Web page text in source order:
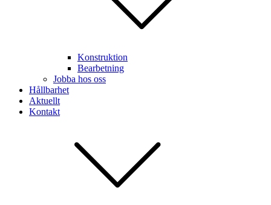
Konstruktion
Bearbetning
Jobba hos oss
Hållbarhet
Aktuellt
Kontakt